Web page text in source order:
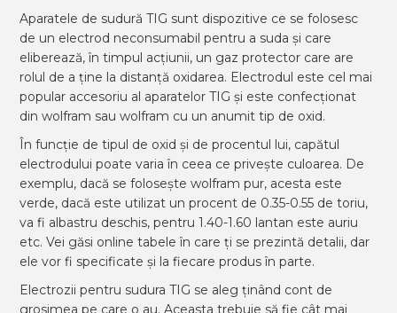
Aparatele de sudură TIG sunt dispozitive ce se folosesc
de un electrod neconsumabil pentru a suda și care
eliberează, în timpul acțiunii, un gaz protector care are
rolul de a ține la distanță oxidarea. Electrodul este cel mai
popular accesoriu al aparatelor TIG și este confecționat
din wolfram sau wolfram cu un anumit tip de oxid.
În funcție de tipul de oxid și de procentul lui, capătul
electrodului poate varia în ceea ce privește culoarea. De
exemplu, dacă se folosește wolfram pur, acesta este
verde, dacă este utilizat un procent de 0.35-0.55 de toriu,
va fi albastru deschis, pentru 1.40-1.60 lantan este auriu
etc. Vei găsi online tabele în care ți se prezintă detalii, dar
ele vor fi specificate și la fiecare produs în parte.
Electrozii pentru sudura TIG se aleg ținând cont de